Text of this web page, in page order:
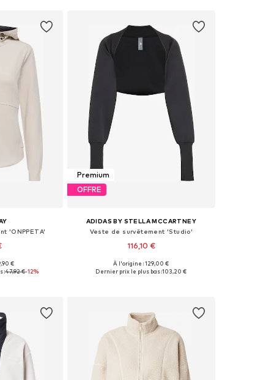
'ONPPETA'
S, M, L, XL
€
:47,92 €-12%
Premium
OFFRE
ADIDAS BY STELLA MCCARTNEY
Veste de survêtement 'Studio'
116,10 €
Tailles disponibles: XS, S, M, L, XL
À l'origine : 129,00 €
Dernier prix le plus bas :103,20 €